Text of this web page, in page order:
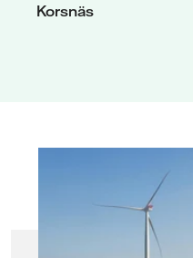
Korsnäs